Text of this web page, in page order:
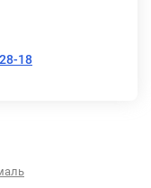
18